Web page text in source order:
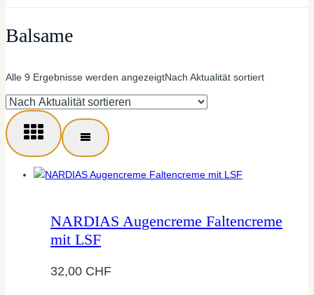
Balsame
Alle 9 Ergebnisse werden angezeigtNach Aktualität sortiert
NARDIAS Augencreme Faltencreme
mit LSF
32,00 CHF